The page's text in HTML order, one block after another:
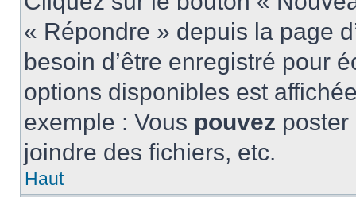
« Répondre » depuis la page
besoin d’être enregistré pour
options disponibles est
exemple : Vous pouvez
joindre des fichiers, etc.
Haut